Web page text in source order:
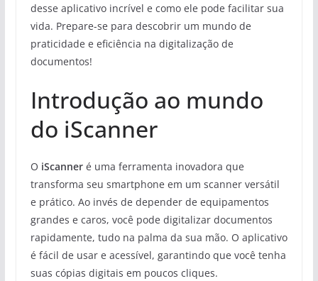
desse aplicativo incrível e como ele pode facilitar sua
vida. Prepare-se para descobrir um mundo de
praticidade e eficiência na digitalização de
documentos!
Introdução ao mundo
do iScanner
O iScanneré uma ferramenta inovadora que
transforma seu smartphone em um scanner versátil
e prático. Ao invés de depender de equipamentos
grandes e caros, você pode digitalizar documentos
rapidamente, tudo na palma da sua mão. O aplicativo
é fácil de usar e acessível, garantindo que você tenha
suas cópias digitais em poucos cliques.